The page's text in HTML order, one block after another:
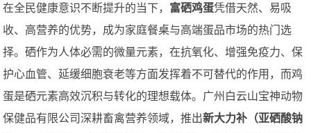
在全民健康意识不断提升的当下， 富硒鸡蛋凭借天然、易吸
收、高营养的优势，成为家庭餐桌与高端蛋品市场的热门选
择。硒作为人体必需的微量元素，在抗氧化、增强免疫力、保
护心血管、延缓细胞衰老等方面发挥着不可替代的作用，而鸡
蛋是硒元素高效沉积与转化的理想载体。广州白云山宝神动物
保健品有限公司深耕畜禽营养领域，推出新大力补（亚硒酸钠